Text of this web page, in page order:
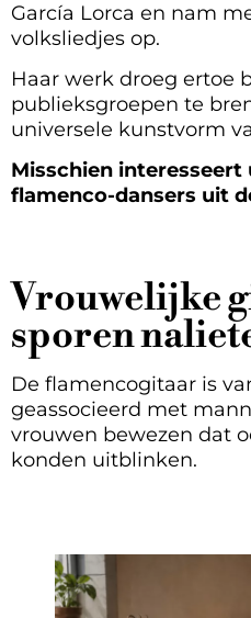
García Lorca en nam
volksliedjes op.
Haar werk droeg ertoe
publieksgroepen te
universele kunstvorm
Misschien interesseert
flamenco-dansers uit
Vrouwelijke
sporen
De flamencogitaar is
geassocieerd met
vrouwen bewezen dat
konden uitblinken.